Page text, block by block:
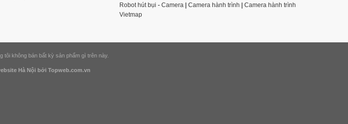
Robot hút bụi - Camera | Camera hành trình | Camera hành trình
Vietmap
tôi không bán bất kỳ sản phẩm gì trên này.
Hà Nội bởi Topweb.com.vn